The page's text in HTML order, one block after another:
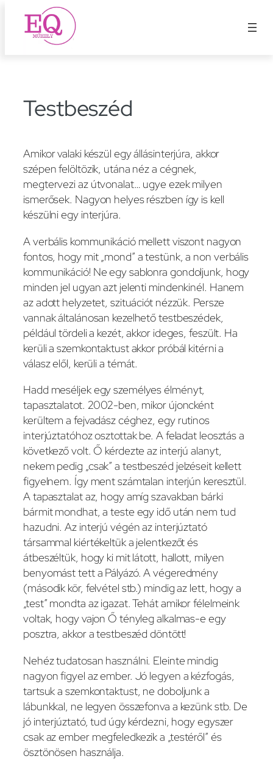
Ugrás
Testbeszéd
Amikor valaki készül egy állásinterjúra, akkor
szépen felöltözik, utána néz a cégnek,
megtervezi az útvonalat… ugye ezek milyen
ismerősek. Nagyon helyes részben így is kell
készülni egy interjúra.
A verbális kommunikáció mellett viszont nagyon
fontos, hogy mit „mond” a testünk, a non verbális
kommunikáció! Ne egy sablonra gondoljunk, hogy
minden jel ugyan azt jelenti mindenkinél. Hanem
az adott helyzetet, szituációt nézzük. Persze
vannak általánosan kezelhető testbeszédek,
például tördeli a kezét, akkor ideges, feszült. Ha
kerüli a szemkontaktust akkor próbál kitérni a
válasz elől, kerüli a témát.
Hadd meséljek egy személyes élményt,
tapasztalatot. 2002-ben, mikor újoncként
kerültem a fejvadász céghez, egy rutinos
interjúztatóhoz osztottak be. A feladat leosztás a
következő volt. Ő kérdezte az interjú alanyt,
nekem pedig „csak” a testbeszéd jelzéseit kellett
figyelnem. Így ment számtalan interjún keresztül.
A tapasztalat az, hogy amíg szavakban bárki
bármit mondhat, a teste egy idő után nem tud
hazudni. Az interjú végén az interjúztató
társammal kiértékeltük a jelentkezőt és
átbeszéltük, hogy ki mit látott, hallott, milyen
benyomást tett a Pályázó. A végeredmény
(második kör, felvétel stb.) mindig az lett, hogy a
„test” mondta az igazat. Tehát amikor félelmeink
voltak, hogy vajon Ő tényleg alkalmas-e egy
posztra, akkor a testbeszéd döntött!
Nehéz tudatosan használni. Eleinte mindig
nagyon figyel az ember. Jó legyen a kézfogás,
tartsuk a szemkontaktust, ne doboljunk a
lábunkkal, ne legyen összefonva a kezünk stb. De
jó interjúztató, tud úgy kérdezni, hogy egyszer
csak az ember megfeledkezik a „testéről” és
ösztönösen használja.